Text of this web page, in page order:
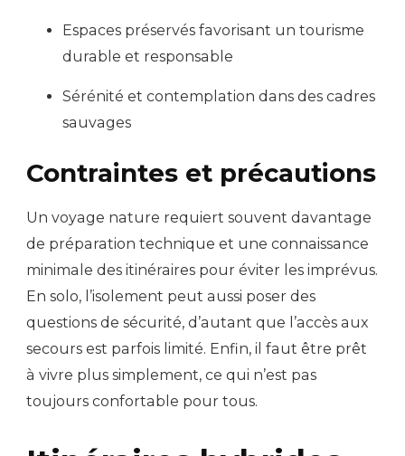
Espaces préservés favorisant un tourisme
durable et responsable
Sérénité et contemplation dans des cadres
sauvages
Contraintes et précautions
Un voyage nature requiert souvent davantage
de préparation technique et une connaissance
minimale des itinéraires pour éviter les imprévus.
En solo, l’isolement peut aussi poser des
questions de sécurité, d’autant que l’accès aux
secours est parfois limité. Enfin, il faut être prêt
à vivre plus simplement, ce qui n’est pas
toujours confortable pour tous.